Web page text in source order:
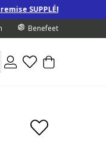
sur les
Benefeet